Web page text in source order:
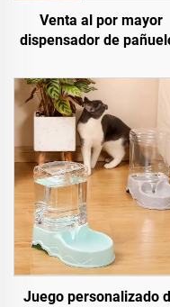
Venta al por mayor
dispensador de
almacenamiento
instalación sin
perforaciones soporte
papel para baño
Juego personalizado